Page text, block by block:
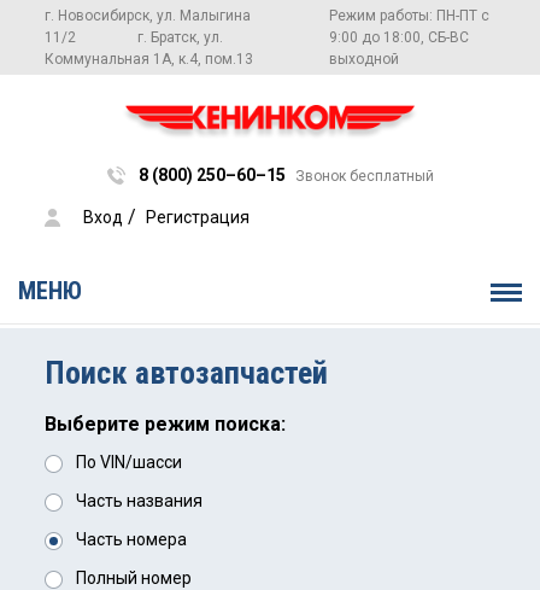
г. Новосибирск, ул. Малыгина
11/2
г. Братск, ул.
Коммунальная 1А, к.4, пом.13
Режим работы: ПН-ПТ с
9:00 до 18:00, СБ-ВС
выходной
8 (800) 250–60–15 Звонок бесплатный
Вход / Регистрация
МЕНЮ
Поиск автозапчастей
Выберите режим поиска:
По VIN/шасси
Часть названия
Часть номера
Полный номер